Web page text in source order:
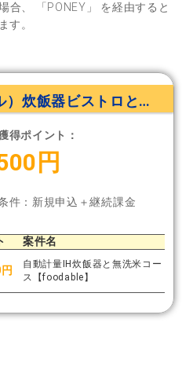
合、 「PONEY」
を経由すると
す。
foodable（フーダブル）炊飯器ビストロと銘柄米コース
得ポイント：
円
件：新規申込＋継続課金
案件名
自動計量IH炊飯器と無洗米コー
ス【foodable】